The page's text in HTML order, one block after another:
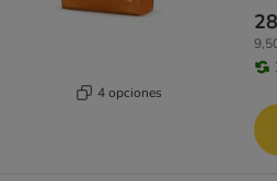
4 opciones